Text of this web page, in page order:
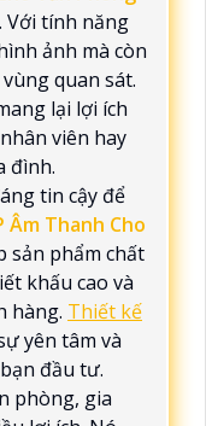
Với tính năng
ảnh mà còn
quan sát.
lại lợi ích
viên hay
đình.
tin cậy để
Âm Thanh Cho
sản phẩm chất
khấu cao và
hàng. Thiết kế
yên tâm và
đầu tư.
phòng, gia